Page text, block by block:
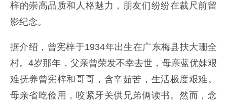
梓的崇高品质和人格魅力，朋友们纷纷在裁尺前留
影纪念。
据介绍，曾宪梓于1934年出生在广东梅县扶大珊全
村。4岁那年，父亲曾荣发不幸去世，母亲蓝优妹艰
难抚养曾宪梓和哥哥，含辛茹苦，生活极度艰难。
母亲省吃俭用，咬紧牙关供兄弟俩读书。然而，念